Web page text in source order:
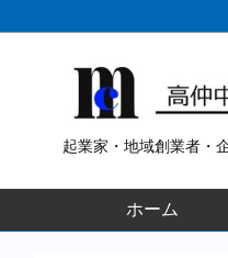
起業家・地域創業者・
ホーム